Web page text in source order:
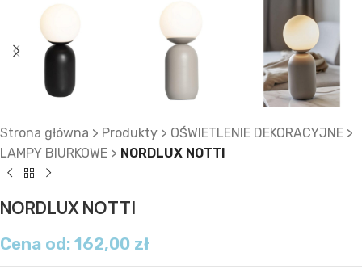
Strona główna > Produkty > OŚWIETLENIE DEKORACYJNE >
LAMPY BIURKOWE > NORDLUX NOTTI
NORDLUX NOTTI
Cena od: 162,00 zł